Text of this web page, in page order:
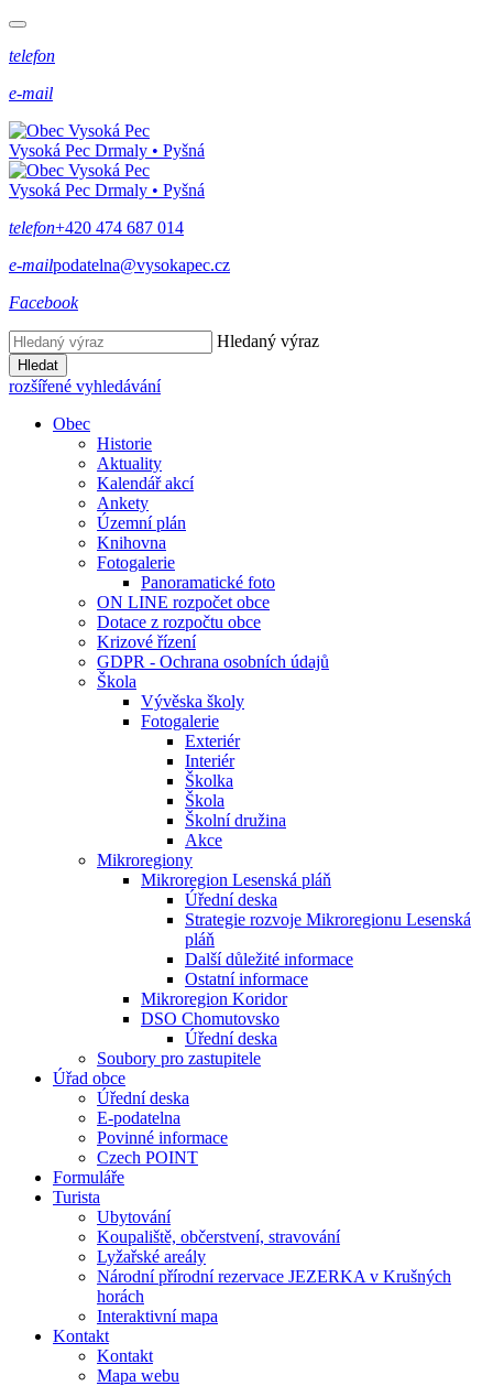
telefon
e-mail
Vysoká Pec Drmaly • Pyšná
Vysoká Pec Drmaly • Pyšná
telefon+420 474 687 014
e-mailpodatelna@vysokapec.cz
Facebook
Hledaný výraz
Hledat
rozšířené vyhledávání
Obec
Historie
Aktuality
Kalendář akcí
Ankety
Územní plán
Knihovna
Fotogalerie
Panoramatické foto
ON LINE rozpočet obce
Dotace z rozpočtu obce
Krizové řízení
GDPR - Ochrana osobních údajů
Škola
Vývěska školy
Fotogalerie
Exteriér
Interiér
Školka
Škola
Školní družina
Akce
Mikroregiony
Mikroregion Lesenská pláň
Úřední deska
Strategie rozvoje Mikroregionu Lesenská
pláň
Další důležité informace
Ostatní informace
Mikroregion Koridor
DSO Chomutovsko
Úřední deska
Soubory pro zastupitele
Úřad obce
Úřední deska
E-podatelna
Povinné informace
Czech POINT
Formuláře
Turista
Ubytování
Koupaliště, občerstvení, stravování
Lyžařské areály
Národní přírodní rezervace JEZERKA v Krušných
horách
Interaktivní mapa
Kontakt
Kontakt
Mapa webu